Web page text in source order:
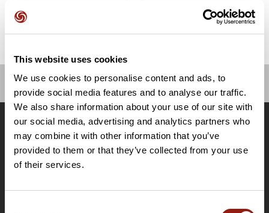
This website uses cookies
We use cookies to personalise content and ads, to
provide social media features and to analyse our traffic.
We also share information about your use of our site with
our social media, advertising and analytics partners who
may combine it with other information that you’ve
provided to them or that they’ve collected from your use
of their services.
OpenRunner
Equipe
Carrières
À propos
Contact